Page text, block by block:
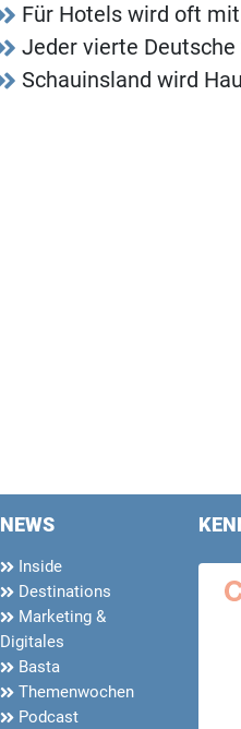
Für Hotels wird oft
Jeder vierte
Schauinsland wird
NEWS
Inside
Destinations
Marketing &
Digitales
Basta
Themenwochen
Podcast